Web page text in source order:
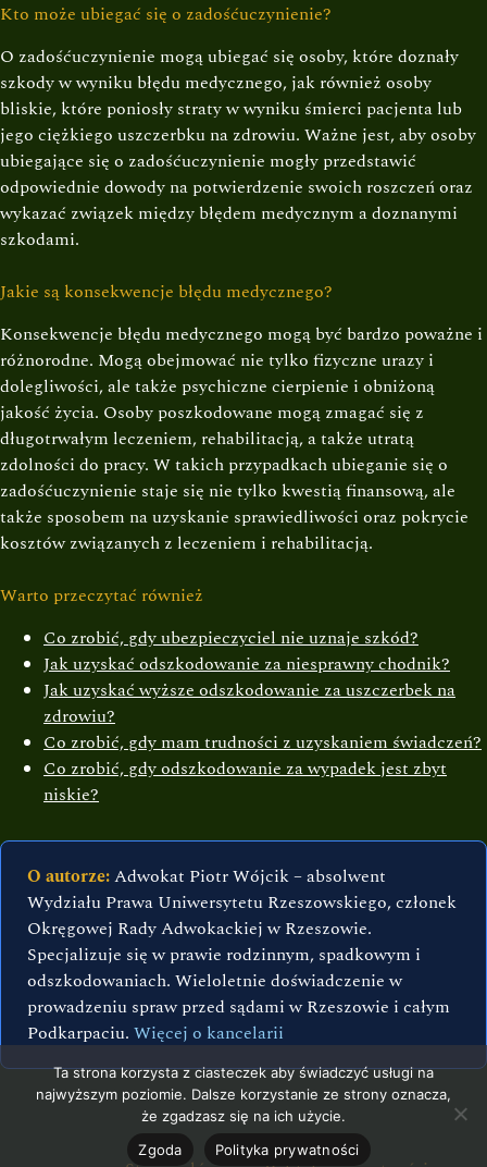
Kto może ubiegać się o zadośćuczynienie?
O zadośćuczynienie mogą ubiegać się osoby, które doznały
szkody w wyniku błędu medycznego, jak również osoby
bliskie, które poniosły straty w wyniku śmierci pacjenta lub
jego ciężkiego uszczerbku na zdrowiu. Ważne jest, aby osoby
ubiegające się o zadośćuczynienie mogły przedstawić
odpowiednie dowody na potwierdzenie swoich roszczeń oraz
wykazać związek między błędem medycznym a doznanymi
szkodami.
Jakie są konsekwencje błędu medycznego?
Konsekwencje błędu medycznego mogą być bardzo poważne i
różnorodne. Mogą obejmować nie tylko fizyczne urazy i
dolegliwości, ale także psychiczne cierpienie i obniżoną
jakość życia. Osoby poszkodowane mogą zmagać się z
długotrwałym leczeniem, rehabilitacją, a także utratą
zdolności do pracy. W takich przypadkach ubieganie się o
zadośćuczynienie staje się nie tylko kwestią finansową, ale
także sposobem na uzyskanie sprawiedliwości oraz pokrycie
kosztów związanych z leczeniem i rehabilitacją.
Warto przeczytać również
Co zrobić, gdy ubezpieczyciel nie uznaje szkód?
Jak uzyskać odszkodowanie za niesprawny chodnik?
Jak uzyskać wyższe odszkodowanie za uszczerbek na
zdrowiu?
Co zrobić, gdy mam trudności z uzyskaniem świadczeń?
Co zrobić, gdy odszkodowanie za wypadek jest zbyt
niskie?
O autorze:Adwokat Piotr Wójcik – absolwent
Wydziału Prawa Uniwersytetu Rzeszowskiego, członek
Okręgowej Rady Adwokackiej w Rzeszowie.
Specjalizuje się w prawie rodzinnym, spadkowym i
odszkodowaniach. Wieloletnie doświadczenie w
prowadzeniu spraw przed sądami w Rzeszowie i całym
Podkarpaciu. Więcej o kancelarii
Ta strona korzysta z ciasteczek aby świadczyć usługi na
najwyższym poziomie. Dalsze korzystanie ze strony oznacza,
że zgadzasz się na ich użycie.
Zgoda
Polityka prywatności